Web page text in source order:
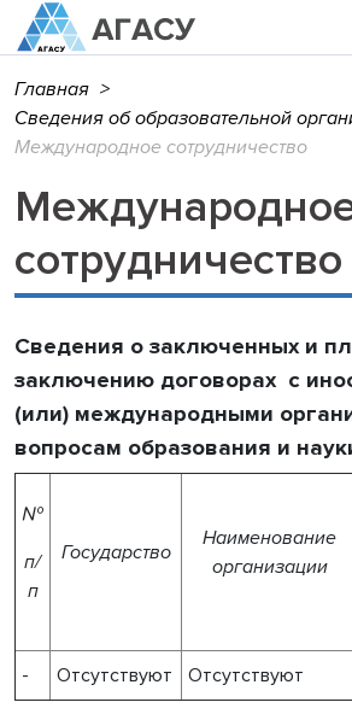
Главная >
Сведения об образовательной
Международное сотрудничество
сотрудничество
Сведения о заключенных и
заключению договорах с
(или) международными
вопросам образования и
№
п/
п
Государство
Наименование
организации
- Отсутствуют Отсутствуют